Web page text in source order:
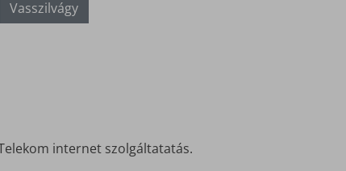
Vasszilvágy
internet szolgáltatatás.